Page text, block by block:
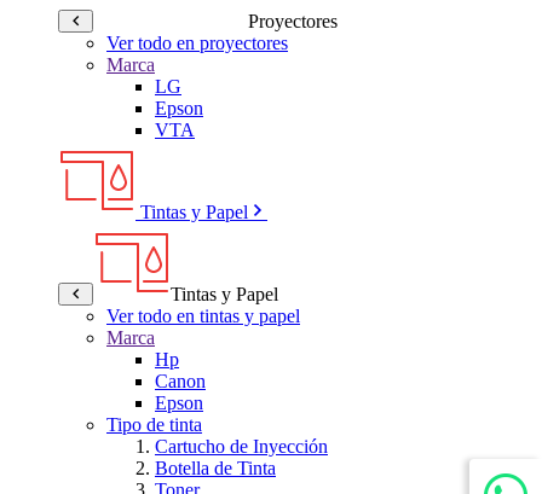
Proyectores
Ver todo en proyectores
Marca
LG
Epson
VTA
Tintas y Papel
Tintas y Papel
Ver todo en tintas y papel
Marca
Hp
Canon
Epson
Tipo de tinta
Cartucho de Inyección
Botella de Tinta
Toner